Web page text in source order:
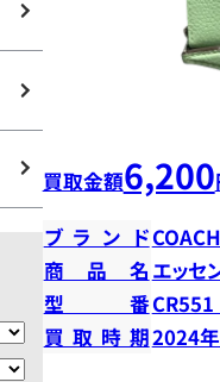
買取金額6,200
ブランドCOACH
商品名 エッセ
型番
買取時期2024